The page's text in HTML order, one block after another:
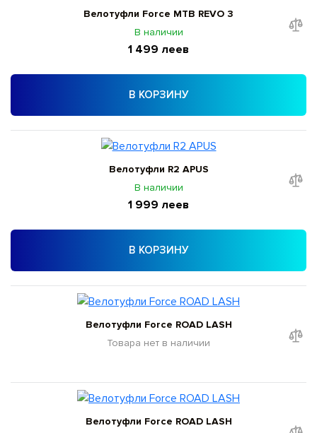
Велотуфли Force MTB REVO 3
В наличии
1 499 леев
В КОРЗИНУ
Велотуфли R2 APUS
В наличии
1 999 леев
В КОРЗИНУ
Велотуфли Force ROAD LASH
Товара нет в наличии
Велотуфли Force ROAD LASH